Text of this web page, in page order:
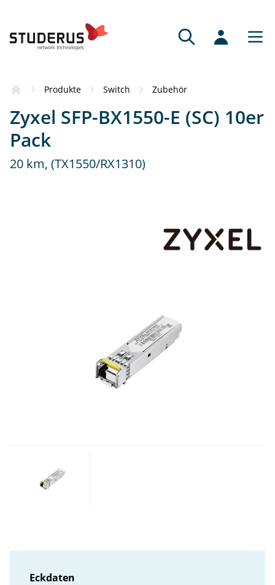
Produkte Switch Zubehör
Zyxel SFP-BX1550-E (SC) 10er
Pack
20 km, (TX1550/RX1310)
Eckdaten
Das Produkt hat Sie überzeugt? Dann
empfehlen wir Ihnen gerne einen
kompetenten Vertriebspartner.
Fachhändler
Schnell, bequem und mit grossem Sortiment.